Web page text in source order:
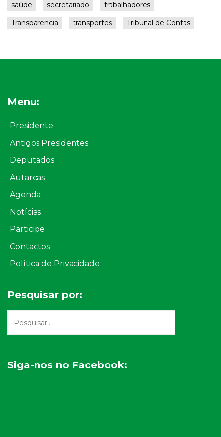
saúde
secretariado
trabalhadores
Transparencia
transportes Tribunal de Contas
Menu:
Presidente
Antigos Presidentes
Deputados
Autarcas
Agenda
Notícias
Participe
Contactos
Política de Privacidade
Pesquisar por:
Siga-nos no Facebook: